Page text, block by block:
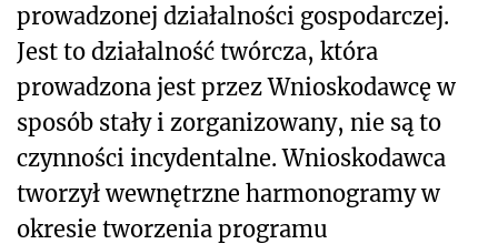
prowadzonej działalności gospodarczej.
Jest to działalność twórcza, która
prowadzona jest przez Wnioskodawcę w
sposób stały i zorganizowany, nie są to
czynności incydentalne. Wnioskodawca
tworzył wewnętrzne harmonogramy w
okresie tworzenia programu